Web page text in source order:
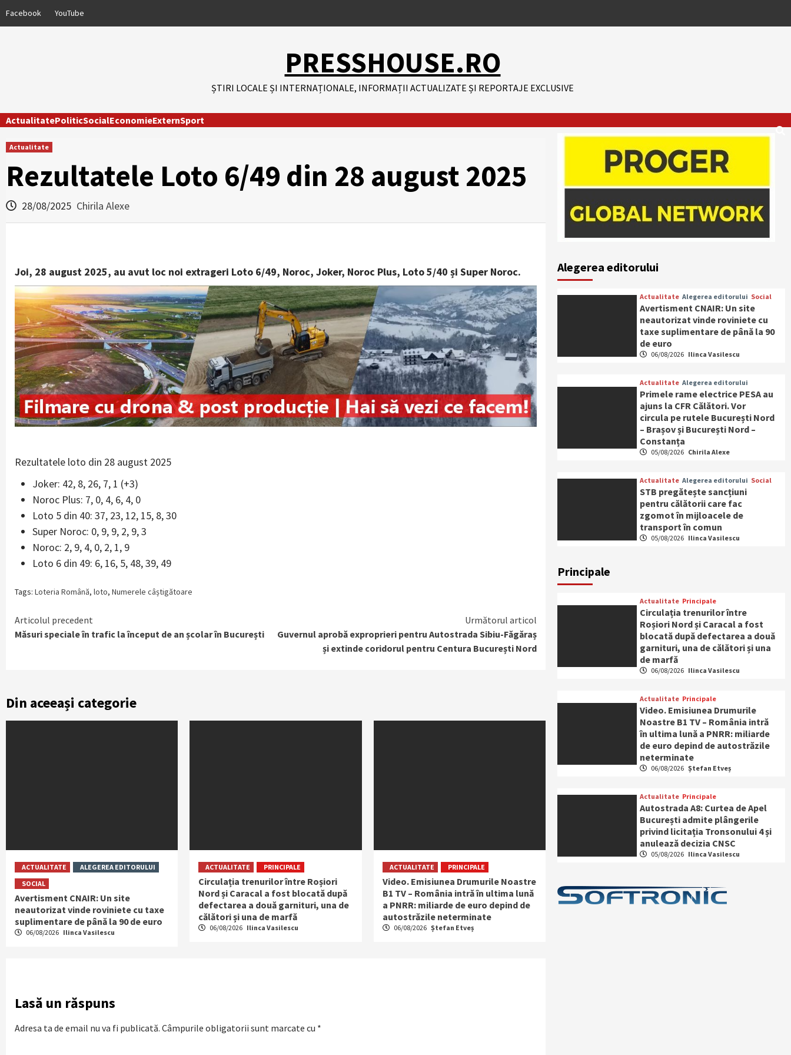
Facebook YouTube
PRESSHOUSE.RO
ȘTIRI LOCALE ȘI INTERNAȚIONALE, INFORMAȚII ACTUALIZATE ȘI REPORTAJE EXCLUSIVE
ActualitatePoliticSocialEconomieExternSport
Actualitate
Rezultatele Loto 6/49 din 28 august 2025
28/08/2025 Chirila Alexe
Joi, 28 august 2025, au avut loc noi extrageri Loto 6/49, Noroc, Joker, Noroc Plus, Loto 5/40 și Super Noroc.
Rezultatele loto din 28 august 2025
Joker: 42, 8, 26, 7, 1 (+3)
Noroc Plus: 7, 0, 4, 6, 4, 0
Loto 5 din 40: 37, 23, 12, 15, 8, 30
Super Noroc: 0, 9, 9, 2, 9, 3
Noroc: 2, 9, 4, 0, 2, 1, 9
Loto 6 din 49: 6, 16, 5, 48, 39, 49
Tags: Loteria Română, loto, Numerele câștigătoare
Continue
Reading
Articolul precedent
Măsuri speciale în trafic la început de an școlar în București
Următorul articol
Guvernul aprobă exproprieri pentru Autostrada Sibiu-Făgăraș
și extinde coridorul pentru Centura București Nord
Din aceeași categorie
ACTUALITATE
ALEGEREA EDITORULUI
SOCIAL
Avertisment CNAIR: Un site
neautorizat vinde roviniete cu taxe
suplimentare de până la 90 de euro
06/08/2026 Ilinca Vasilescu
ACTUALITATE PRINCIPALE
Circulația trenurilor între Roșiori
Nord și Caracal a fost blocată după
defectarea a două garnituri, una de
călători și una de marfă
06/08/2026 Ilinca Vasilescu
ACTUALITATE PRINCIPALE
Video. Emisiunea Drumurile Noastre
B1 TV – România intră în ultima lună
a PNRR: miliarde de euro depind de
autostrăzile neterminate
06/08/2026 Ștefan Etveș
Lasă un răspuns
Adresa ta de email nu va fi publicată. Câmpurile obligatorii sunt marcate cu *
Alegerea editorului
Actualitate Alegerea editorului Social
Avertisment CNAIR: Un site
neautorizat vinde roviniete cu
taxe suplimentare de până la 90
de euro
06/08/2026 Ilinca Vasilescu
Actualitate Alegerea editorului
Primele rame electrice PESA au
ajuns la CFR Călători. Vor
circula pe rutele București Nord
– Brașov și București Nord –
Constanța
05/08/2026 Chirila Alexe
Actualitate Alegerea editorului Social
STB pregătește sancțiuni
pentru călătorii care fac
zgomot în mijloacele de
transport în comun
05/08/2026 Ilinca Vasilescu
Principale
Actualitate Principale
Circulația trenurilor între
Roșiori Nord și Caracal a fost
blocată după defectarea a două
garnituri, una de călători și una
de marfă
06/08/2026 Ilinca Vasilescu
Actualitate Principale
Video. Emisiunea Drumurile
Noastre B1 TV – România intră
în ultima lună a PNRR: miliarde
de euro depind de autostrăzile
neterminate
06/08/2026 Ștefan Etveș
Actualitate Principale
Autostrada A8: Curtea de Apel
București admite plângerile
privind licitația Tronsonului 4 și
anulează decizia CNSC
05/08/2026 Ilinca Vasilescu